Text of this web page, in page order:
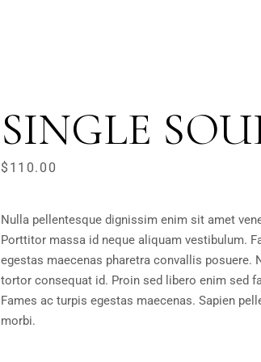
SINGLE
$ 110.00
Nulla pellentesque dignissim enim sit amet
Porttitor massa id neque aliquam vestibulum.
egestas maecenas pharetra convallis posuere.
tortor consequat id. Proin sed libero enim sed
Fames ac turpis egestas maecenas. Sapien
morbi.